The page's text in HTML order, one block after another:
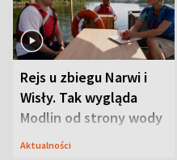
Rejs u zbiegu Narwi i
Wisły. Tak wygląda
Modlin od strony wody
Aktualności